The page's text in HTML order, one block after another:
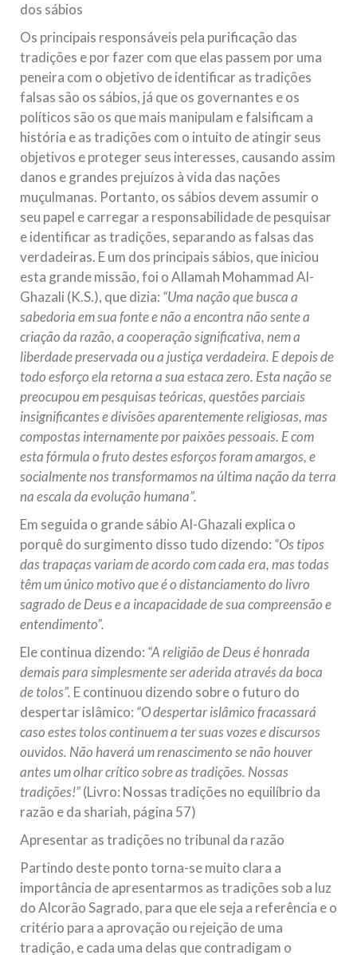
dos sábios
Os principais responsáveis pela purificação das
tradições e por fazer com que elas passem por uma
peneira com o objetivo de identificar as tradições
falsas são os sábios, já que os governantes e os
políticos são os que mais manipulam e falsificam a
história e as tradições com o intuito de atingir seus
objetivos e proteger seus interesses, causando assim
danos e grandes prejuízos à vida das nações
muçulmanas. Portanto, os sábios devem assumir o
seu papel e carregar a responsabilidade de pesquisar
e identificar as tradições, separando as falsas das
verdadeiras. E um dos principais sábios, que iniciou
esta grande missão, foi o Allamah Mohammad Al-
Ghazali (K.S.), que dizia: “Uma nação que busca a
sabedoria em sua fonte e não a encontra não sente a
criação da razão, a cooperação significativa, nem a
liberdade preservada ou a justiça verdadeira. E depois de
todo esforço ela retorna a sua estaca zero. Esta nação se
preocupou em pesquisas teóricas, questões parciais
insignificantes e divisões aparentemente religiosas, mas
compostas internamente por paixões pessoais. E com
esta fórmula o fruto destes esforços foram amargos, e
socialmente nos transformamos na última nação da terra
na escala da evolução humana”.
Em seguida o grande sábio Al-Ghazali explica o
porquê do surgimento disso tudo dizendo: “Os tipos
das trapaças variam de acordo com cada era, mas todas
têm um único motivo que é o distanciamento do livro
sagrado de Deus e a incapacidade de sua compreensão e
entendimento”.
Ele continua dizendo: “A religião de Deus é honrada
demais para simplesmente ser aderida através da boca
de tolos”. E continuou dizendo sobre o futuro do
despertar islâmico: “O despertar islâmico fracassará
caso estes tolos continuem a ter suas vozes e discursos
ouvidos. Não haverá um renascimento se não houver
antes um olhar crítico sobre as tradições. Nossas
tradições!”(Livro: Nossas tradições no equilíbrio da
razão e da shariah, página 57)
Apresentar as tradições no tribunal da razão
Partindo deste ponto torna-se muito clara a
importância de apresentarmos as tradições sob a luz
do Alcorão Sagrado, para que ele seja a referência e o
critério para a aprovação ou rejeição de uma
tradição, e cada uma delas que contradigam o